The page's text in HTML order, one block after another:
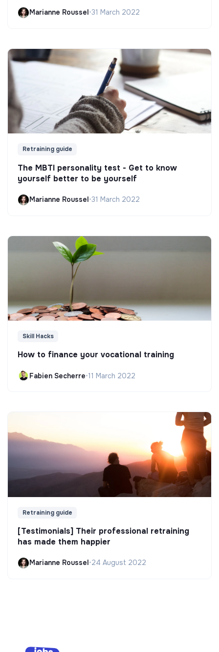
Marianne Roussel •31 March 2022
Retraining guide
The MBTI personality test - Get to know
yourself better to be yourself
Marianne Roussel•31 March 2022
Skill Hacks
How to finance your vocational training
Fabien Secherre•11 March 2022
Retraining guide
[Testimonials] Their professional retraining
has made them happier
Marianne Roussel •24 August 2022